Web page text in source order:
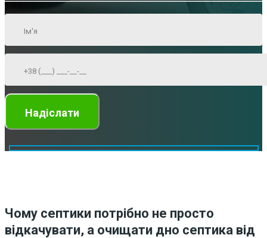
Чому септики потрібно не просто
відкачувати, а очищати дно септика від